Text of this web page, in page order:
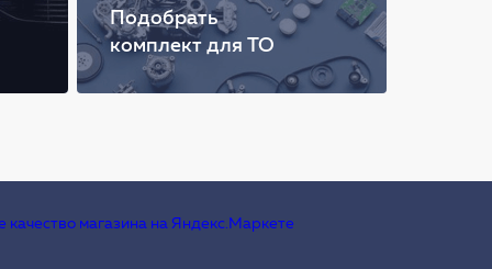
Подобрать
комплект для ТО